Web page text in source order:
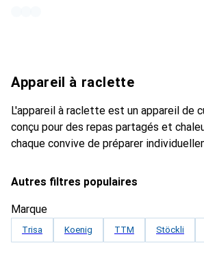
Appareil à raclette
L'appareil à raclette est un appareil de
conçu pour des repas partagés et
chaque convive de préparer
Autres filtres populaires
Marque
Trisa Koenig TTM Stöckli